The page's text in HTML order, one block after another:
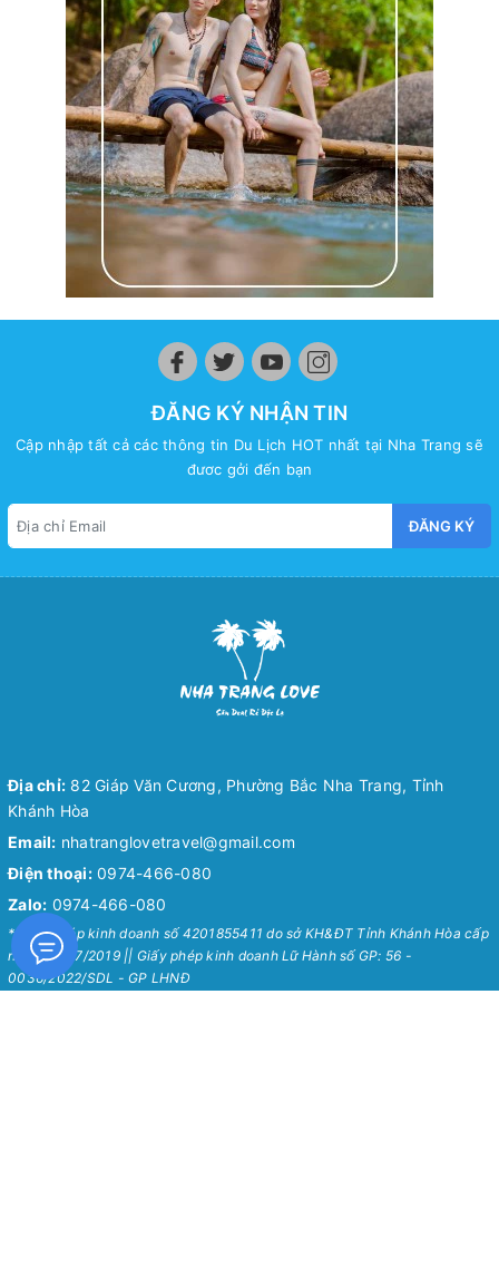
ĐĂNG KÝ NHẬN TIN
Cập nhập tất cả các thông tin Du Lịch HOT nhất tại Nha Trang sẽ
đươc gởi đến bạn
ĐĂNG KÝ
Địa chỉ: 82 Giáp Văn Cương, Phường Bắc Nha Trang, Tỉnh
Khánh Hòa
Email: nhatranglovetravel@gmail.com
Điện thoại: 0974-466-080
Zalo: 0974-466-080
* Giấy phép kinh doanh số 4201855411 do sở KH&ĐT Tỉnh Khánh Hòa cấp
ngày 24/07/2019 || Giấy phép kinh doanh Lữ Hành số GP: 56 -
0036/2022/SDL - GP LHNĐ